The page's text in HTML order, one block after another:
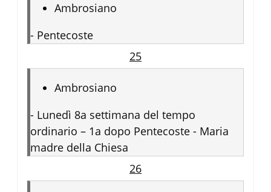
Ambrosiano
- Pentecoste
25
Ambrosiano
- Lunedì 8a settimana del tempo
ordinario – 1a dopo Pentecoste - Maria
madre della Chiesa
26